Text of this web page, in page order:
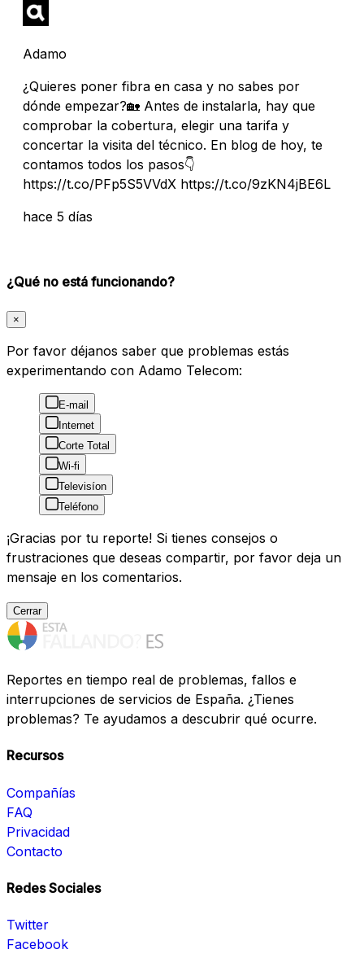
Adamo
¿Quieres poner fibra en casa y no sabes por
dónde empezar?🏡 Antes de instalarla, hay que
comprobar la cobertura, elegir una tarifa y
concertar la visita del técnico. En blog de hoy, te
contamos todos los pasos👇
https://t.co/PFp5S5VVdX https://t.co/9zKN4jBE6L
hace 5 días
¿Qué no está funcionando?
×
Por favor déjanos saber que problemas estás
experimentando con Adamo Telecom:
E-mail
Internet
Corte Total
Wi-fi
Televisíon
Teléfono
¡Gracias por tu reporte! Si tienes consejos o
frustraciones que deseas compartir, por favor deja un
mensaje en los comentarios.
Cerrar
Reportes en tiempo real de problemas, fallos e
interrupciones de servicios de España. ¿Tienes
problemas? Te ayudamos a descubrir qué ocurre.
Recursos
Compañías
FAQ
Privacidad
Contacto
Redes Sociales
Twitter
Facebook